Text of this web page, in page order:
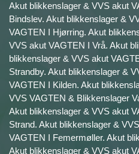
Akut blikkenslager & VVS akut
Bindslev. Akut blikkenslager &
VAGTEN I Hjørring. Akut
VVS akut VAGTEN I Vrå. Akut
blikkenslager & VVS akut
Strandby. Akut blikkenslager &
VAGTEN I Kilden. Akut
VVS VAGTEN & Blikkenslager
Akut blikkenslager & VVS akut
Strand. Akut blikkenslager &
VAGTEN I Femermøller. Akut
Akut blikkenslager & VVS akut